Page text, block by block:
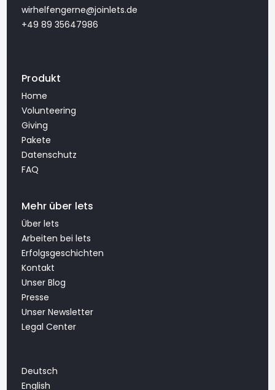
wirhelfengerne@joinlets.de
+49 89 35647986
Produkt
Home
Volunteering
Giving
Pakete
Datenschutz
FAQ
Mehr über lets
Über lets
Arbeiten bei lets
Erfolgsgeschichten
Kontakt
Unser Blog
Presse
Unser Newsletter
Legal Center
Deutsch
English